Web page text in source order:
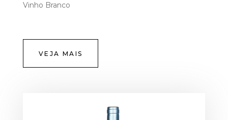
Vinho Branco
VEJA MAIS